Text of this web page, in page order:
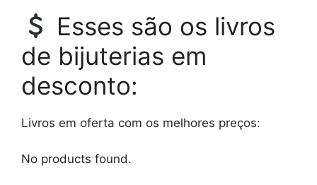
Esses são os livros
de bijuterias em
desconto:
Livros em oferta com os melhores preços:
No products found.